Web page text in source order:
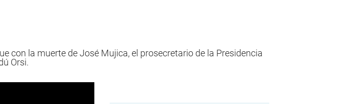
con la muerte de José Mujica, el prosecretario de la Presidencia
Orsi.